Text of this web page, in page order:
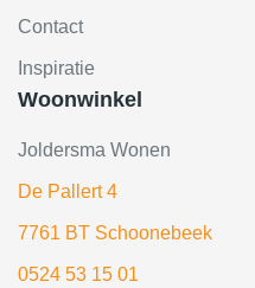
Contact
Inspiratie
Woonwinkel
Joldersma Wonen
De Pallert 4
7761 BT Schoonebeek
0524 53 15 01